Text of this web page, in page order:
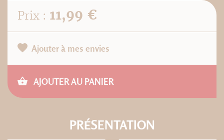
Prix : 11,99 €
Ajouter à mes envies
AJOUTER AU PANIER
PRÉSENTATION